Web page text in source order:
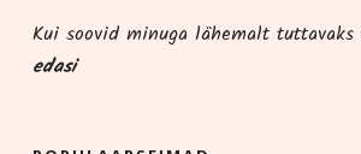
Kui soo­vid minu­ga lähe­malt tut­ta­vaks
edasi